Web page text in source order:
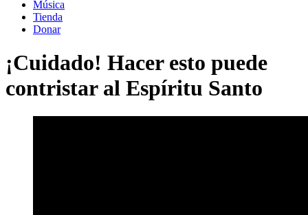
Música
Tienda
Donar
¡Cuidado! Hacer esto puede
contristar al Espíritu Santo